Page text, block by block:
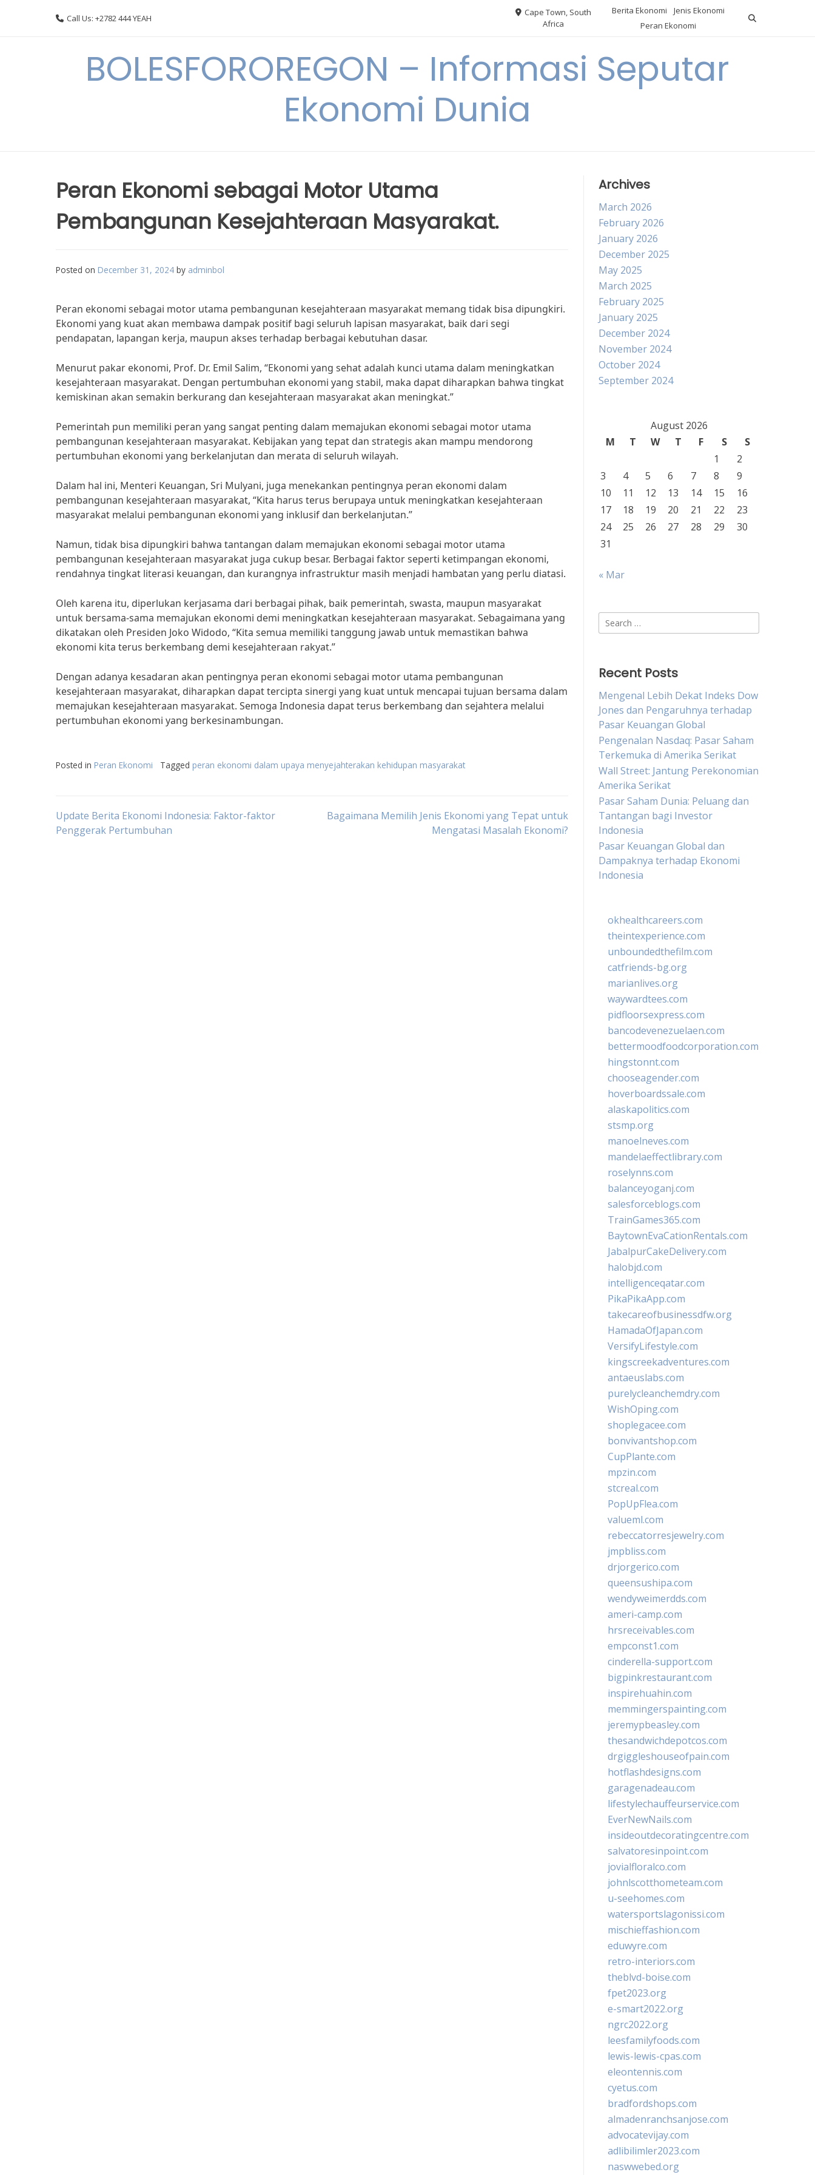
Call Us: +2782 444 YEAH
Cape Town, South
Africa
Berita Ekonomi
Jenis Ekonomi
Peran Ekonomi
BOLESFOROREGON – Informasi Seputar
Ekonomi Dunia
Peran Ekonomi sebagai Motor Utama
Pembangunan Kesejahteraan Masyarakat.
Posted on December 31, 2024 by adminbol
Peran ekonomi sebagai motor utama pembangunan kesejahteraan masyarakat memang tidak bisa dipungkiri.
Ekonomi yang kuat akan membawa dampak positif bagi seluruh lapisan masyarakat, baik dari segi
pendapatan, lapangan kerja, maupun akses terhadap berbagai kebutuhan dasar.
Menurut pakar ekonomi, Prof. Dr. Emil Salim, “Ekonomi yang sehat adalah kunci utama dalam meningkatkan
kesejahteraan masyarakat. Dengan pertumbuhan ekonomi yang stabil, maka dapat diharapkan bahwa tingkat
kemiskinan akan semakin berkurang dan kesejahteraan masyarakat akan meningkat.”
Pemerintah pun memiliki peran yang sangat penting dalam memajukan ekonomi sebagai motor utama
pembangunan kesejahteraan masyarakat. Kebijakan yang tepat dan strategis akan mampu mendorong
pertumbuhan ekonomi yang berkelanjutan dan merata di seluruh wilayah.
Dalam hal ini, Menteri Keuangan, Sri Mulyani, juga menekankan pentingnya peran ekonomi dalam
pembangunan kesejahteraan masyarakat, “Kita harus terus berupaya untuk meningkatkan kesejahteraan
masyarakat melalui pembangunan ekonomi yang inklusif dan berkelanjutan.”
Namun, tidak bisa dipungkiri bahwa tantangan dalam memajukan ekonomi sebagai motor utama
pembangunan kesejahteraan masyarakat juga cukup besar. Berbagai faktor seperti ketimpangan ekonomi,
rendahnya tingkat literasi keuangan, dan kurangnya infrastruktur masih menjadi hambatan yang perlu diatasi.
Oleh karena itu, diperlukan kerjasama dari berbagai pihak, baik pemerintah, swasta, maupun masyarakat
untuk bersama-sama memajukan ekonomi demi meningkatkan kesejahteraan masyarakat. Sebagaimana yang
dikatakan oleh Presiden Joko Widodo, “Kita semua memiliki tanggung jawab untuk memastikan bahwa
ekonomi kita terus berkembang demi kesejahteraan rakyat.”
Dengan adanya kesadaran akan pentingnya peran ekonomi sebagai motor utama pembangunan
kesejahteraan masyarakat, diharapkan dapat tercipta sinergi yang kuat untuk mencapai tujuan bersama dalam
memajukan kesejahteraan masyarakat. Semoga Indonesia dapat terus berkembang dan sejahtera melalui
pertumbuhan ekonomi yang berkesinambungan.
Posted in Peran Ekonomi Tagged peran ekonomi dalam upaya menyejahterakan kehidupan masyarakat
Post
Update Berita Ekonomi Indonesia: Faktor-faktor
Penggerak Pertumbuhan
Bagaimana Memilih Jenis Ekonomi yang Tepat untuk
Mengatasi Masalah Ekonomi?
Archives
March 2026
February 2026
January 2026
December 2025
May 2025
March 2025
February 2025
January 2025
December 2024
November 2024
October 2024
September 2024
August 2026
M
T W T F S
S
1
2
3
4 5 6 7 8
9
10
11 12 13 14 15
16
17
18 19 20 21 22
23
24
25 26 27 28 29
30
31
« Mar
Search
for:
Recent Posts
Mengenal Lebih Dekat Indeks Dow
Jones dan Pengaruhnya terhadap
Pasar Keuangan Global
Pengenalan Nasdaq: Pasar Saham
Terkemuka di Amerika Serikat
Wall Street: Jantung Perekonomian
Amerika Serikat
Pasar Saham Dunia: Peluang dan
Tantangan bagi Investor
Indonesia
Pasar Keuangan Global dan
Dampaknya terhadap Ekonomi
Indonesia
okhealthcareers.com
theintexperience.com
unboundedthefilm.com
catfriends-bg.org
marianlives.org
waywardtees.com
pidfloorsexpress.com
bancodevenezuelaen.com
bettermoodfoodcorporation.com
hingstonnt.com
chooseagender.com
hoverboardssale.com
alaskapolitics.com
stsmp.org
manoelneves.com
mandelaeffectlibrary.com
roselynns.com
balanceyoganj.com
salesforceblogs.com
TrainGames365.com
BaytownEvaCationRentals.com
JabalpurCakeDelivery.com
halobjd.com
intelligenceqatar.com
PikaPikaApp.com
takecareofbusinessdfw.org
HamadaOfJapan.com
VersifyLifestyle.com
kingscreekadventures.com
antaeuslabs.com
purelycleanchemdry.com
WishOping.com
shoplegacee.com
bonvivantshop.com
CupPlante.com
mpzin.com
stcreal.com
PopUpFlea.com
valueml.com
rebeccatorresjewelry.com
jmpbliss.com
drjorgerico.com
queensushipa.com
wendyweimerdds.com
ameri-camp.com
hrsreceivables.com
empconst1.com
cinderella-support.com
bigpinkrestaurant.com
inspirehuahin.com
memmingerspainting.com
jeremypbeasley.com
thesandwichdepotcos.com
drgiggleshouseofpain.com
hotflashdesigns.com
garagenadeau.com
lifestylechauffeurservice.com
EverNewNails.com
insideoutdecoratingcentre.com
salvatoresinpoint.com
jovialfloralco.com
johnlscotthometeam.com
u-seehomes.com
watersportslagonissi.com
mischieffashion.com
eduwyre.com
retro-interiors.com
theblvd-boise.com
fpet2023.org
e-smart2022.org
ngrc2022.org
leesfamilyfoods.com
lewis-lewis-cpas.com
eleontennis.com
cyetus.com
bradfordshops.com
almadenranchsanjose.com
advocatevijay.com
adlibilimler2023.com
naswwebed.org